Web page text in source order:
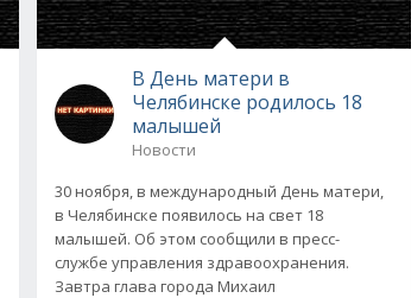
В День матери в
Челябинске родилось 18
малышей
Новости
30 ноября, в международный День матери,
в Челябинске появилось на свет 18
малышей. Об этом сообщили в пресс-
службе управления здравоохранения.
Завтра глава города Михаил